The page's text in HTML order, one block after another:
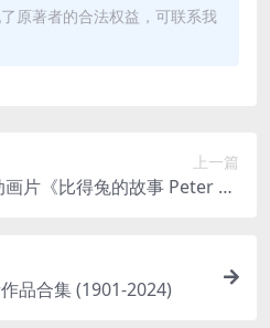
原著者的合法权益，可联系我
上一篇
片《比得兔的故事 Peter Ra
品合集 (1901-2024)